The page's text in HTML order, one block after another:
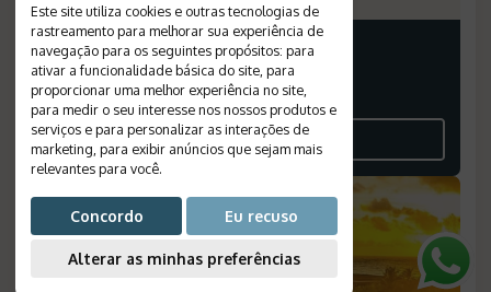
Este site utiliza cookies e outras tecnologias de
rastreamento para melhorar sua experiência de
navegação para os seguintes propósitos: para
ativar a funcionalidade básica do site para
proporcionar uma melhor experiência no site
para medir o seu interesse nos nossos produtos e
serviços e para personalizar as interações de
marketing para exibir anúncios que sejam mais
relevantes para você.
Concordo Eu recuso
Alterar as minhas preferências
PREÇO A PARTIR
BRL 19.644
POR PESSOA, EM APTO DUPLO
VEJA O ROTEIRO